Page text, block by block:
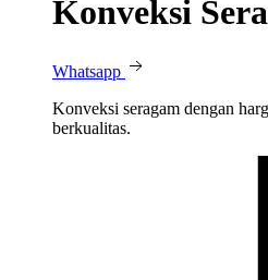
Konveksi
Whatsapp
Konveksi seragam dengan
berkualitas.